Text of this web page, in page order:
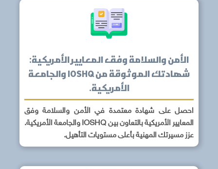
الأمن والسلامة وفق المعايير الأمريكية:
شهادتك الموثوقة من IOSHQ والجامعة
الأمريكية.
احصل على شهادة معتمدة في الأمن والسلامة وفق
المعايير الأمريكية بالتعاون بين IOSHQ والجامعة الأمريكية.
عزز مسيرتك المهنية بأعلى مستويات التأهيل.